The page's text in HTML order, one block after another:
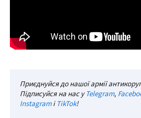
Приєднуйся до нашої армії
Підписуйся на нас уTelegram,
InstagramіTikTok!